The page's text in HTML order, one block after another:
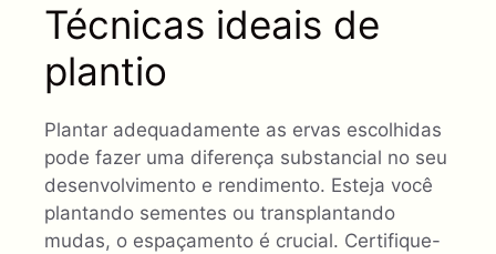
Técnicas ideais de
plantio
Plantar adequadamente as ervas escolhidas
pode fazer uma diferença substancial no seu
desenvolvimento e rendimento. Esteja você
plantando sementes ou transplantando
mudas, o espaçamento é crucial. Certifique-